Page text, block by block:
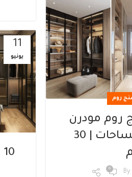
روم
روم مودرن
تناسب جميع المساحات | 30
By
0
11
يونيو